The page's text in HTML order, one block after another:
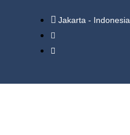
Jakarta - Indonesia